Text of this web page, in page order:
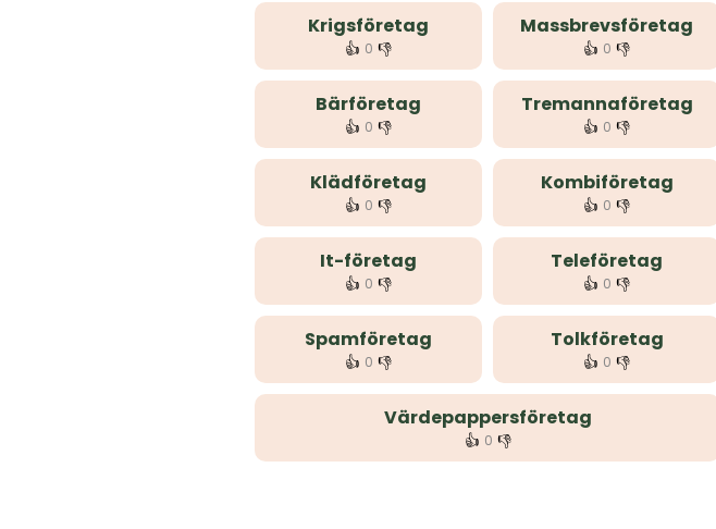
Krigsföretag
👍 0 👎
Massbrevsföretag
👍 0 👎
Bärföretag
👍 0 👎
Tremannaföretag
👍 0 👎
Klädföretag
👍 0 👎
Kombiföretag
👍 0 👎
It-företag
👍 0 👎
Teleföretag
👍 0 👎
Spamföretag
👍 0 👎
Tolkföretag
👍 0 👎
Värdepappersföretag
👍 0 👎